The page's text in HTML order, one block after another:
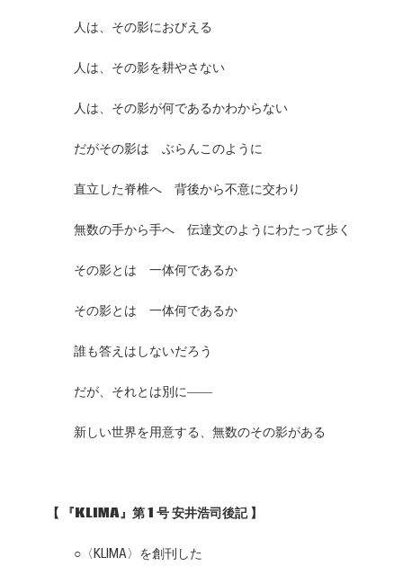
人は、その影におびえる
人は、その影を耕やさない
人は、その影が何であるかわからない
だがその影は ぶらんこのように
直立した脊椎へ 背後から不意に交わり
無数の手から手へ 伝達文のようにわたって歩く
その影とは 一体何であるか
その影とは 一体何であるか
誰も答えはしないだろう
だが、それとは別に――
新しい世界を用意する、無数のその影がある
【 『KLIMA』第 1号安井浩司後記】
○〈KLIMA〉を創刊した